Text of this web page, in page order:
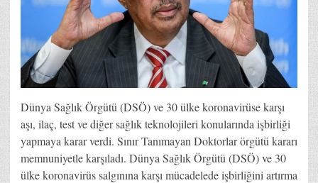
Dünya Sağlık Örgütü (DSÖ) ve 30 ülke koronavirüse karşı
aşı, ilaç, test ve diğer sağlık teknolojileri konularında işbirliği
yapmaya karar verdi. Sınır Tanımayan Doktorlar örgütü kararı
memnuniyetle karşıladı. Dünya Sağlık Örgütü (DSÖ) ve 30
ülke koronavirüs salgınına karşı mücadelede işbirliğini artırma